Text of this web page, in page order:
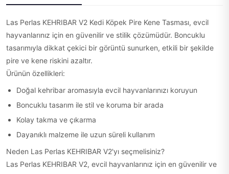
Las Perlas KEHRIBAR V2 Kedi Köpek Pire Kene Tasması, evcil
hayvanlarınız için en güvenilir ve stilik çözümüdür. Boncuklu
tasarımıyla dikkat çekici bir görüntü sunurken, etkili bir şekilde
pire ve kene riskini azaltır.
Ürünün özellikleri:
Doğal kehribar aromasıyla evcil hayvanlarınızı koruyun
Boncuklu tasarım ile stil ve koruma bir arada
Kolay takma ve çıkarma
Dayanıklı malzeme ile uzun süreli kullanım
Neden Las Perlas KEHRIBAR V2'yı seçmelisiniz?
Las Perlas KEHRIBAR V2, evcil hayvanlarınız için en güvenilir ve